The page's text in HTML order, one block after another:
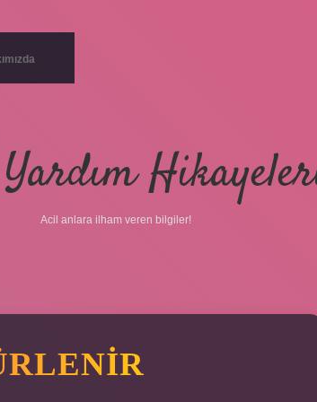
Acil anlara ilham veren bilgiler!